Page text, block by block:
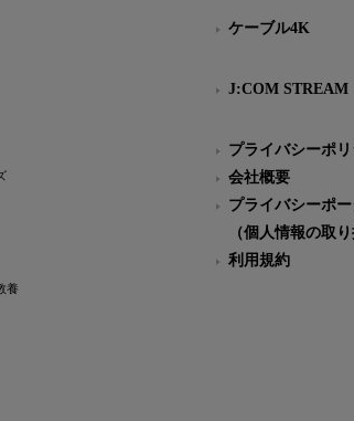
養
ケーブル4K
J:COM STREAM
プライバシーポ
会社概要
プライバシーポ
（個人情報の取
利用規約